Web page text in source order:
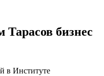
в Институте